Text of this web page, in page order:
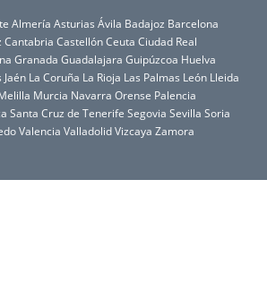
Almería Asturias Ávila Badajoz Barcelona
Cantabria CastellónCeuta Ciudad Real
Granada Guadalajara Guipúzcoa Huelva
Jaén La Coruña La Rioja Las Palmas León Lleida
Murcia Navarra Orense Palencia
Santa Cruz de Tenerife Segovia Sevilla Soria
Valencia ValladolidVizcaya Zamora